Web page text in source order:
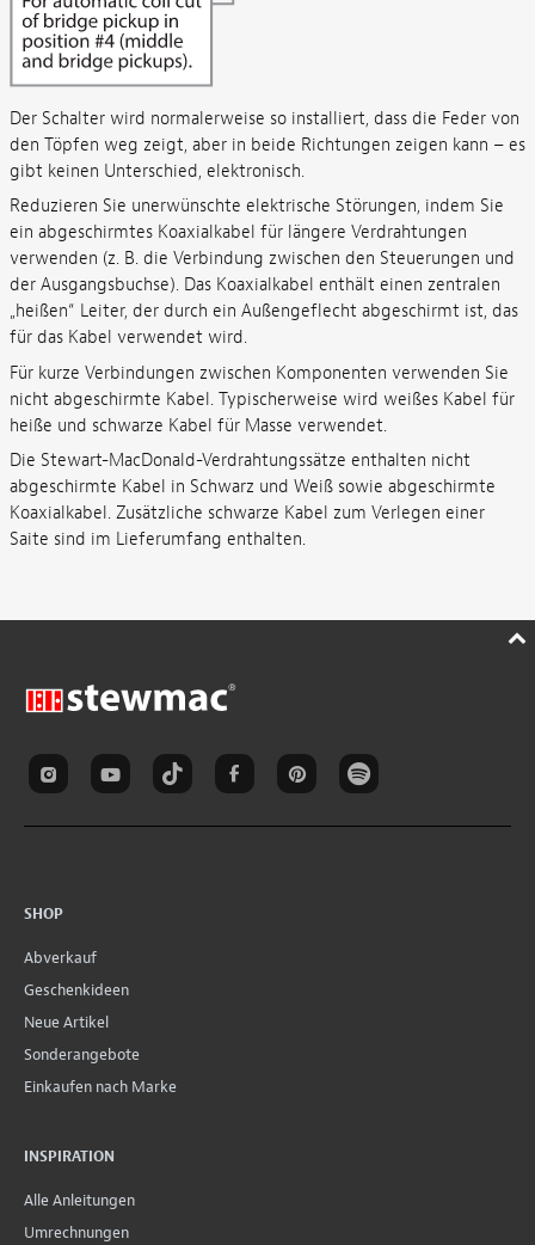
Der Schalter wird normalerweise so installiert, dass die Feder von
den Töpfen weg zeigt, aber in beide Richtungen zeigen kann – es
gibt keinen Unterschied, elektronisch.
Reduzieren Sie unerwünschte elektrische Störungen, indem Sie
ein abgeschirmtes Koaxialkabel für längere Verdrahtungen
verwenden (z. B. die Verbindung zwischen den Steuerungen und
der Ausgangsbuchse). Das Koaxialkabel enthält einen zentralen
„heißen“ Leiter, der durch ein Außengeflecht abgeschirmt ist, das
für das Kabel verwendet wird.
Für kurze Verbindungen zwischen Komponenten verwenden Sie
nicht abgeschirmte Kabel. Typischerweise wird weißes Kabel für
heiße und schwarze Kabel für Masse verwendet.
Die Stewart-MacDonald-Verdrahtungssätze enthalten nicht
abgeschirmte Kabel in Schwarz und Weiß sowie abgeschirmte
Koaxialkabel. Zusätzliche schwarze Kabel zum Verlegen einer
Saite sind im Lieferumfang enthalten.
SHOP
Abverkauf
Geschenkideen
Neue Artikel
Sonderangebote
Einkaufen nach Marke
INSPIRATION
Alle Anleitungen
Umrechnungen